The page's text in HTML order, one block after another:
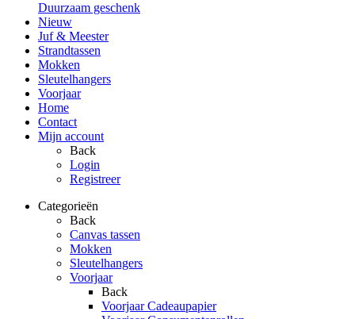
Duurzaam geschenk
Nieuw
Juf & Meester
Strandtassen
Mokken
Sleutelhangers
Voorjaar
Home
Contact
Mijn account
Back
Login
Registreer
Categorieën
Back
Canvas tassen
Mokken
Sleutelhangers
Voorjaar
Back
Voorjaar Cadeaupapier